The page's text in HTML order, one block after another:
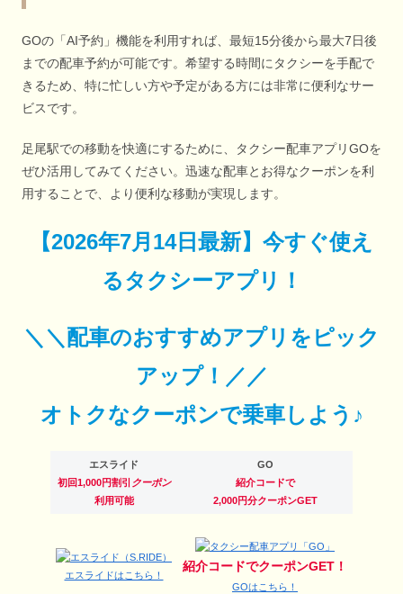
GOの「AI予約」機能を利用すれば、最短15分後から最大7日後
までの配車予約が可能です。希望する時間にタクシーを手配で
きるため、特に忙しい方や予定がある方には非常に便利なサー
ビスです。
足尾駅での移動を快適にするために、タクシー配車アプリGOを
ぜひ活用してみてください。迅速な配車とお得なクーポンを利
用することで、より便利な移動が実現します。
【2026年7月14日最新】 今すぐ使え
るタクシーアプリ！
＼＼配車のおすすめアプリをピック
アップ！／／
オトクなクーポンで乗車しよう♪
エスライド
初回1,000円割引 クーポン
利用可能
GO
紹介コードで
2,000円分クーポンGET
エスライドはこちら！
紹介コードでクーポンGET！
GOはこちら！